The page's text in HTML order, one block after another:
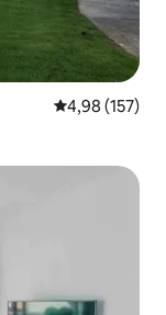
Classificação
4,98 (157)